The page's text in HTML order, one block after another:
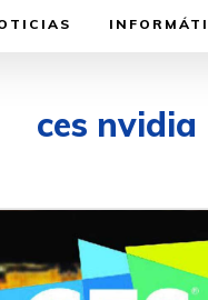
ces nvidia